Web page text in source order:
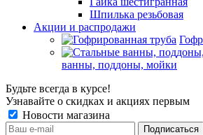
Шпилька резьбовая
Акции и распродажи
ванны, поддоны, мойки
Будьте всегда в курсе!
Узнавайте о скидках и акциях первым
Новости магазина